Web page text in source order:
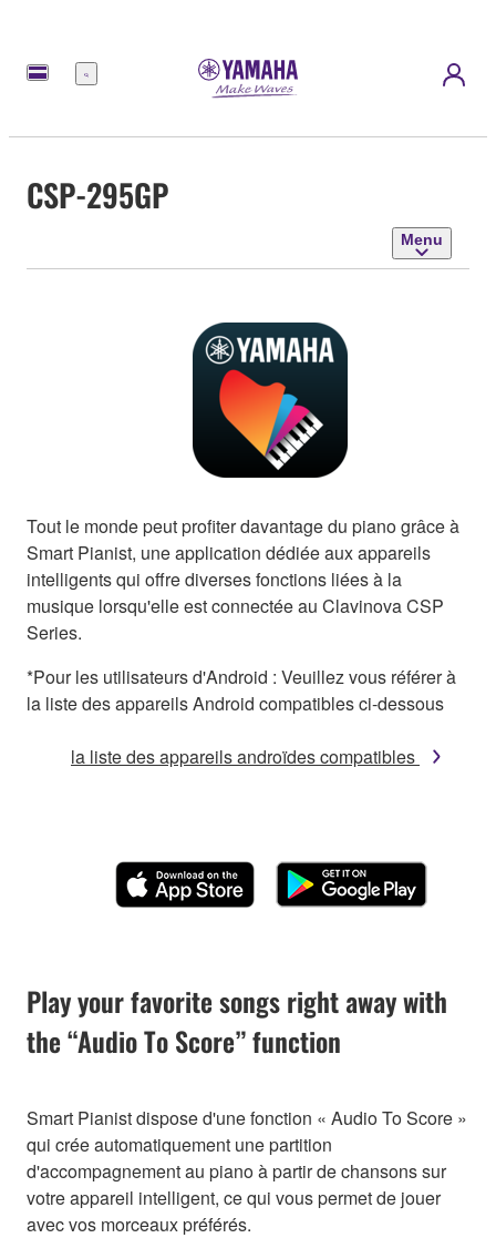
Menu
CSP-295GP
Menu
Tout le monde peut profiter davantage du piano grâce à
Smart Pianist, une application dédiée aux appareils
intelligents qui offre diverses fonctions liées à la
musique lorsqu'elle est connectée au Clavinova CSP
Series.
*Pour les utilisateurs d'Android : Veuillez vous référer à
la liste des appareils Android compatibles ci-dessous
la liste des appareils androïdes compatibles
Play your favorite songs right away with
the “Audio To Score” function
Smart Pianist dispose d'une fonction « Audio To Score »
qui crée automatiquement une partition
d'accompagnement au piano à partir de chansons sur
votre appareil intelligent, ce qui vous permet de jouer
avec vos morceaux préférés.